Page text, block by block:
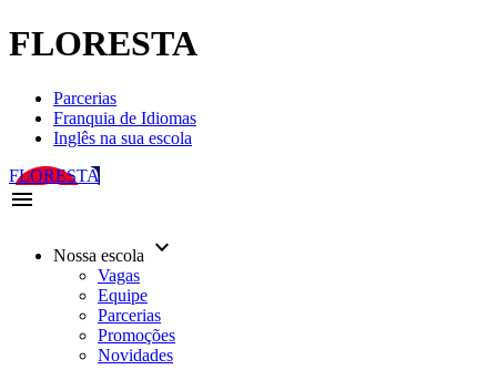
FLORESTA
Parcerias
Franquia de Idiomas
Inglês na sua escola
FLORESTA
menu
Nossa escola keyboard_arrow_down
Vagas
Equipe
Parcerias
Promoções
Novidades